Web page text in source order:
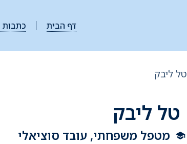
דף הבית כתבות
טל ליבק
טל ליבק
מטפל משפחתי, עובד סוציאלי